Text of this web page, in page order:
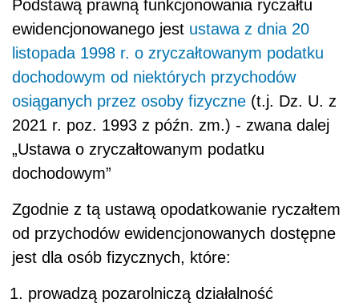
Podstawą prawną funkcjonowania ryczałtu
ewidencjonowanego jest ustawa z dnia 20
listopada 1998 r. o zryczałtowanym podatku
dochodowym od niektórych przychodów
osiąganych przez osoby fizyczne (t.j. Dz. U. z
2021 r. poz. 1993 z późn. zm.) - zwana dalej
„Ustawa o zryczałtowanym podatku
dochodowym”
Zgodnie z tą ustawą opodatkowanie ryczałtem
od przychodów ewidencjonowanych dostępne
jest dla osób fizycznych, które:
prowadzą pozarolniczą działalność